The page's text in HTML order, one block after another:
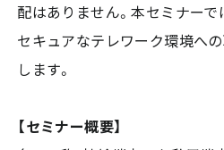
配はありません。本セミナーで
セキュアなテレワーク環境へ
します。
【セミナー概要】